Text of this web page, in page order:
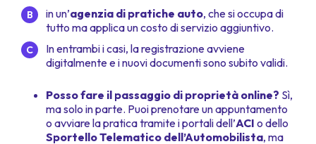
in un’agenzia di pratiche auto, che si occupa di
tutto ma applica un costo di servizio aggiuntivo.
In entrambi i casi, la registrazione avviene
digitalmente e i nuovi documenti sono subito validi.
Posso fare il passaggio di proprietà online? Sì,
ma solo in parte. Puoi prenotare un appuntamento
o avviare la pratica tramite i portali dell’ACI o dello
Sportello Telematico dell’Automobilista, ma